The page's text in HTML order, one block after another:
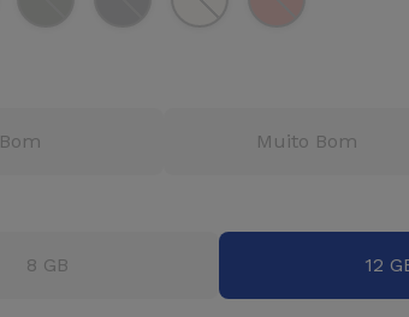
Bom Muito Bom
8 GB 12